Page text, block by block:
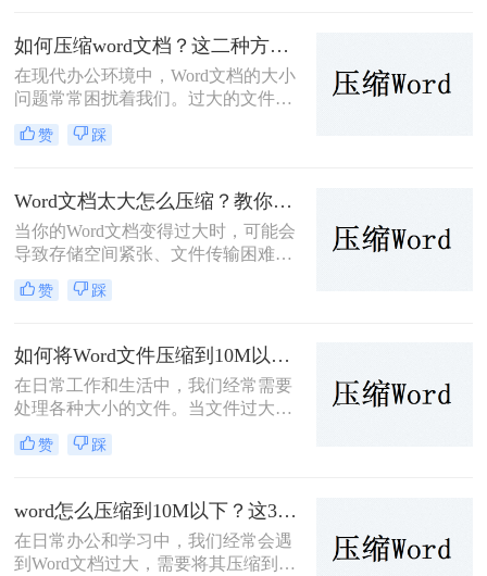
问题，我们需要对Word文档进行压
缩。本文将介绍三种Word文档压缩方
法。
如何压缩word文档？这二种方法可以轻松完成压缩！
在现代办公环境中，Word文档的大小
问题常常困扰着我们。过大的文件不
仅占用更多的存储空间，还可能导致
传输速度慢、分享不便等问题。为了
word文档呢？本文将介绍两种有效的
方法来压缩Word文档。
赞 踩
Word文档太大怎么压缩？教你三招轻松压缩！
当你的Word文档变得过大时，可能会
导致存储空间紧张、文件传输困难等
问题。为了应对这些问题，可以采用
以下几种方法来压缩Word文档的大
将介绍三种有效的方法，并对每种方
法进行简要分析。
赞 踩
如何将Word文件压缩到10M以内？介绍三个高效的方法！
在日常工作和生活中，我们经常需要
处理各种大小的文件。当文件过大
时，不仅占用存储空间，还会影响传
输速度。因此，将文件压缩到合适的
压缩到10M以内呢？本文将介绍三种
将文件压缩到10M以内的方法。
赞 踩
word怎么压缩到10M以下？这3个方法教你word压缩文件大小
在日常办公和学习中，我们经常会遇
到Word文档过大，需要将其压缩到特